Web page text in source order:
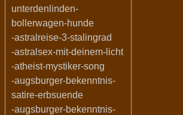
unterdenlinden-
bollerwagen-hunde
-astralreise-3-stalingrad
-astralsex-mit-deinem-licht
-atheist-mystiker-song
-augsburger-bekenntnis-
satire-erbsuende
-augsburger-bekenntnis-